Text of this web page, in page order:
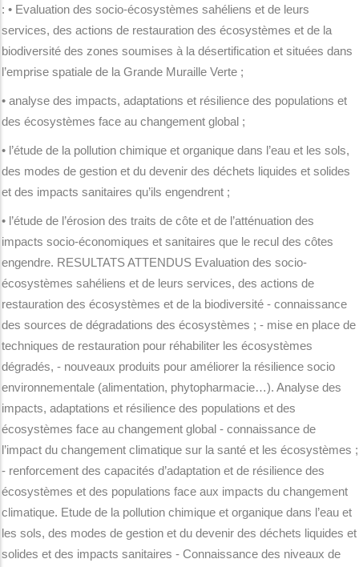
: • Evaluation des socio-écosystèmes sahéliens et de leurs
services, des actions de restauration des écosystèmes et de la
biodiversité des zones soumises à la désertification et situées dans
l’emprise spatiale de la Grande Muraille Verte ;
• analyse des impacts, adaptations et résilience des populations et
des écosystèmes face au changement global ;
• l’étude de la pollution chimique et organique dans l’eau et les sols,
des modes de gestion et du devenir des déchets liquides et solides
et des impacts sanitaires qu’ils engendrent ;
• l’étude de l’érosion des traits de côte et de l’atténuation des
impacts socio-économiques et sanitaires que le recul des côtes
engendre. RESULTATS ATTENDUS Evaluation des socio-
écosystèmes sahéliens et de leurs services, des actions de
restauration des écosystèmes et de la biodiversité - connaissance
des sources de dégradations des écosystèmes ; - mise en place de
techniques de restauration pour réhabiliter les écosystèmes
dégradés, - nouveaux produits pour améliorer la résilience socio
environnementale (alimentation, phytopharmacie…). Analyse des
impacts, adaptations et résilience des populations et des
écosystèmes face au changement global - connaissance de
l’impact du changement climatique sur la santé et les écosystèmes ;
- renforcement des capacités d’adaptation et de résilience des
écosystèmes et des populations face aux impacts du changement
climatique. Etude de la pollution chimique et organique dans l’eau et
les sols, des modes de gestion et du devenir des déchets liquides et
solides et des impacts sanitaires - Connaissance des niveaux de